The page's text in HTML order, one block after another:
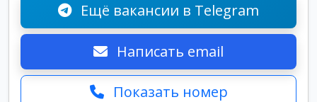
Ещё вакансии в Telegram
Написать email
Показать номер